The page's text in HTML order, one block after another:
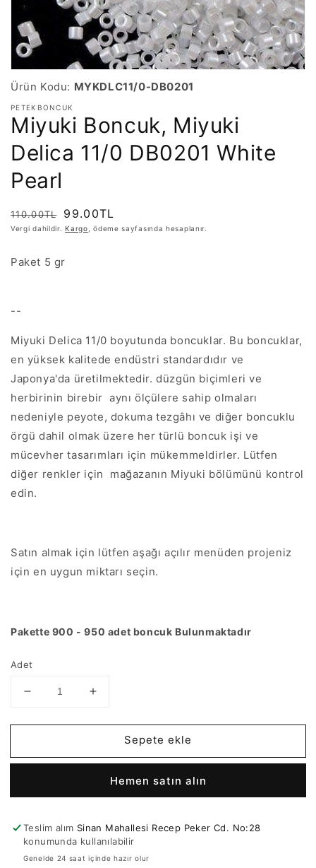
Ürün Kodu: MYKDLC11/0-DB0201
PETEKBONCUK
Miyuki Boncuk, Miyuki
Delica 11/0 DB0201 White
Pearl
Normal
fiyat
110.00TL
İndirimli
fiyat
99.00TL
Vergi dahildir.Kargo , ödeme sayfasında hesaplanır.
Paket 5 gr
--
Miyuki Delica 11/0 boyutunda boncuklar. Bu boncuklar,
en yüksek kalitede endüstri standardıdır ve
Japonya'da üretilmektedir. düzgün biçimleri ve
herbirinin birebir aynı ölçülere sahip olmaları
nedeniyle peyote, dokuma tezgâhı ve diğer boncuklu
örgü dahil olmak üzere her türlü boncuk işi ve
mücevher tasarımları için mükemmeldirler. Lütfen
diğer renkler için
mağazanın Miyuki bölümünü kontrol
edin.
Satın almak için lütfen aşağı açılır menüden projeniz
için en uygun miktarı seçin.
Pakette 900 - 950 adet boncuk Bulunmaktadır
Adet
Miyuki
Miyuki
11/0
Pearl
adedi
azaltın
Miyuki
Miyuki
Delica
11/0
White
Pearl
adedi
artırın
Sepete ekle
Hemen satın alın
Teslim alım Sinan Mahallesi Recep Peker Cd. No:28
konumunda kullanılabilir
Genelde 24 saat içinde hazır olur